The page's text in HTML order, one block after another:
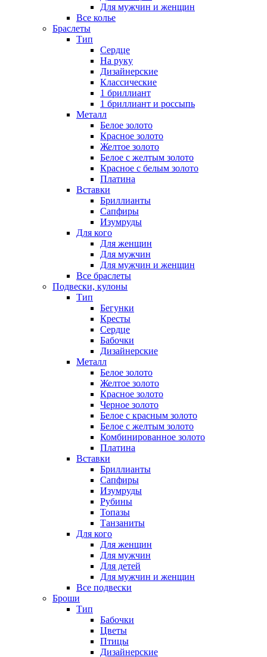
Для мужчин и женщин
Все колье
Браслеты
Тип
Сердце
На руку
Дизайнерские
Классические
1 бриллиант
1 бриллиант и россыпь
Металл
Белое золото
Красное золото
Желтое золото
Белое с желтым золото
Красное с белым золото
Платина
Вставки
Бриллианты
Сапфиры
Изумруды
Для кого
Для женщин
Для мужчин
Для мужчин и женщин
Все браслеты
Подвески, кулоны
Тип
Бегунки
Кресты
Сердце
Бабочки
Дизайнерские
Металл
Белое золото
Желтое золото
Красное золото
Черное золото
Белое с красным золото
Белое с желтым золото
Комбинированное золото
Платина
Вставки
Бриллианты
Сапфиры
Изумруды
Рубины
Топазы
Танзаниты
Для кого
Для женщин
Для мужчин
Для детей
Для мужчин и женщин
Все подвески
Броши
Тип
Бабочки
Цветы
Птицы
Дизайнерские